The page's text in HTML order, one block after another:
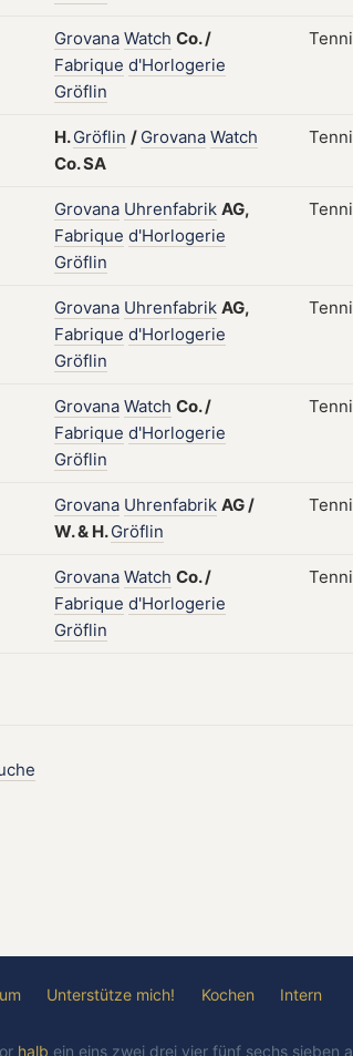
Grovana Watch Co./
Fabrique d'Horlogerie
Gröflin
H.Gröflin / Grovana Watch
Co.SA
Grovana Uhrenfabrik AG,
Fabrique d'Horlogerie
Gröflin
Grovana Uhrenfabrik AG,
Fabrique d'Horlogerie
Gröflin
Grovana Watch Co./
Fabrique d'Horlogerie
Gröflin
Grovana Uhrenfabrik AG/
W.& H.Gröflin
Grovana Watch Co./
Fabrique d'Horlogerie
Gröflin
Unterstütze mich! Kochen Intern
halb ein eins zwei drei vier fünf sechs sieben